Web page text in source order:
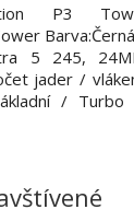
P3
5 245,
jader /
/ Turbo
+ 1x NVIDIA RTX